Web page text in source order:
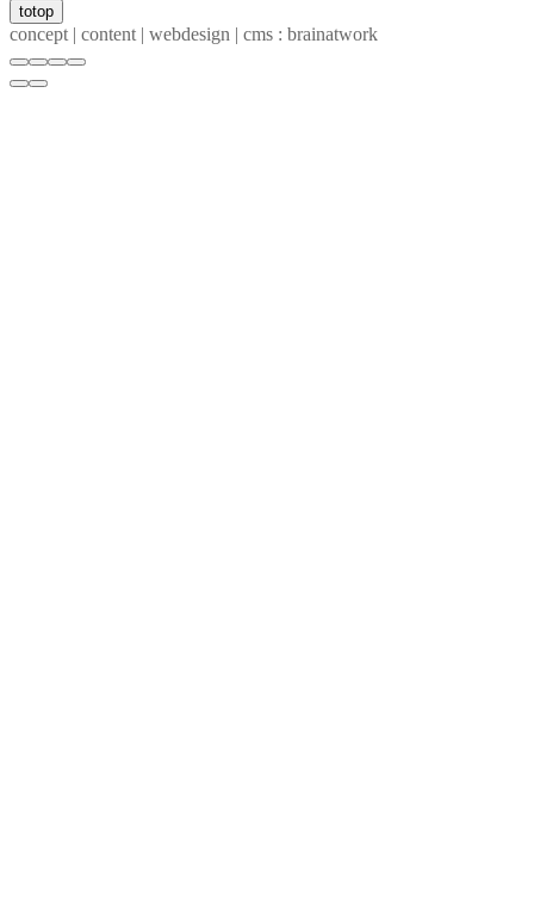
totop
concept | content | webdesign | cms : brainatwork